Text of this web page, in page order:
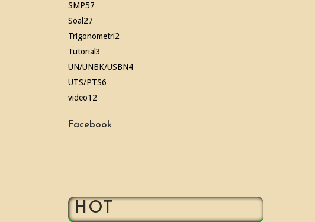
SMP57
Soal 27
Trigonometri2
Tutorial 3
UN/UNBK/USBN4
UTS/PTS6
video12
Facebook
HOT